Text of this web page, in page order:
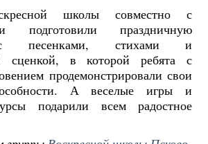
школы совместно с
подготовили праздничную
песенками, стихами и
сценкой, в которой ребята с
продемонстрировали свои
А веселые игры и
подарили всем радостное